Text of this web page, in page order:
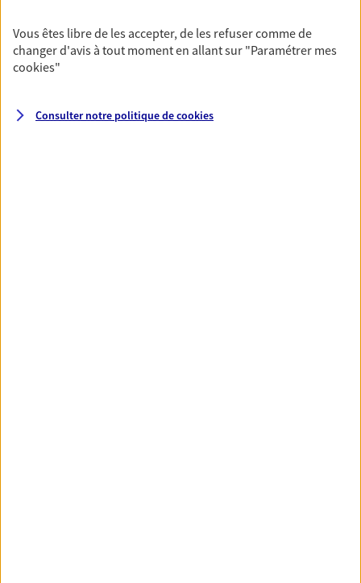
Couvrez vos dépenses de santé ainsi que celles de
votre famille avec la complémentaire santé qui
vous ressemble.
Prévoyance
Vous êtes libre de les accepter, de les refuser comme de
changer d'avis à tout moment en allant sur "Paramétrer mes
cookies"
Consulter notre politique decookies